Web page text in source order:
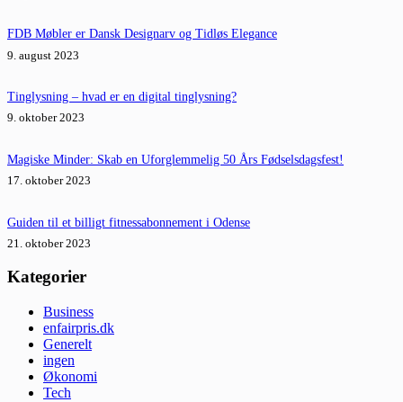
FDB Møbler er Dansk Designarv og Tidløs Elegance
9. august 2023
Tinglysning – hvad er en digital tinglysning?
9. oktober 2023
Magiske Minder: Skab en Uforglemmelig 50 Års Fødselsdagsfest!
17. oktober 2023
Guiden til et billigt fitnessabonnement i Odense
21. oktober 2023
Kategorier
Business
enfairpris.dk
Generelt
ingen
Økonomi
Tech